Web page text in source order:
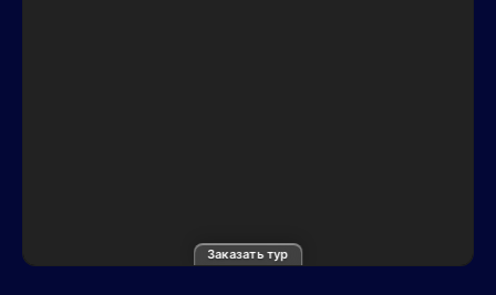
Заказать тур